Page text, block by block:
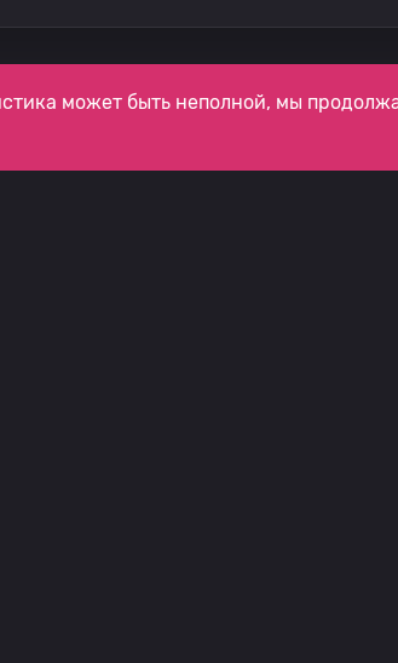
может быть неполной, мы